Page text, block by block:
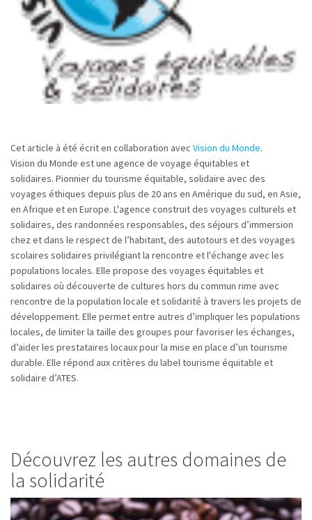
Cet article à été écrit en collaboration avec Vision du Monde.
Vision du Monde est une agence de voyage équitables et
solidaires. Pionnier du tourisme équitable, solidaire avec des
voyages éthiques depuis plus de 20 ans en Amérique du sud, en Asie,
en Afrique et en Europe. L'agence construit des voyages culturels et
solidaires, des randonnées responsables, des séjours d’immersion
chez et dans le respect de l’habitant, des autotours et des voyages
scolaires solidaires privilégiant la rencontre et l'échange avec les
populations locales. Elle propose des voyages équitables et
solidaires où découverte de cultures hors du commun rime avec
rencontre de la population locale et solidarité à travers les projets de
développement. Elle permet entre autres d’impliquer les populations
locales, de limiter la taille des groupes pour favoriser les échanges,
d’aider les prestataires locaux pour la mise en place d’un tourisme
durable. Elle répond aux critères du label tourisme équitable et
solidaire d’ATES.
Découvrez les autres domaines de
la solidarité